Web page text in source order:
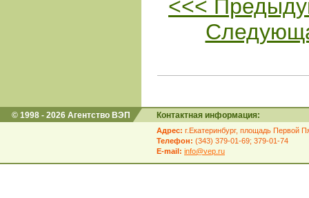
<<<
© 1998 - 2026 Агентство ВЭП Контактная информация:
Адрес: г.Екатеринбург, площадь Первой
Телефон: (343) 379-01-69; 379-01-74
E-mail: info@vep.ru